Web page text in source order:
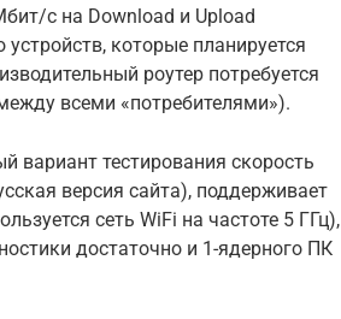
с на Download и Upload
которые планируется
роутер потребуется
всеми «потребителями»).
вариант тестирования скорость
версия сайта), поддерживает
сеть WiFi на частоте 5 ГГц),
достаточно и 1-ядерного ПК